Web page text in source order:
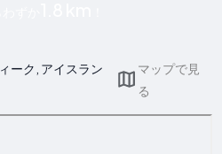
ーク, アイスラン
マップで見
る